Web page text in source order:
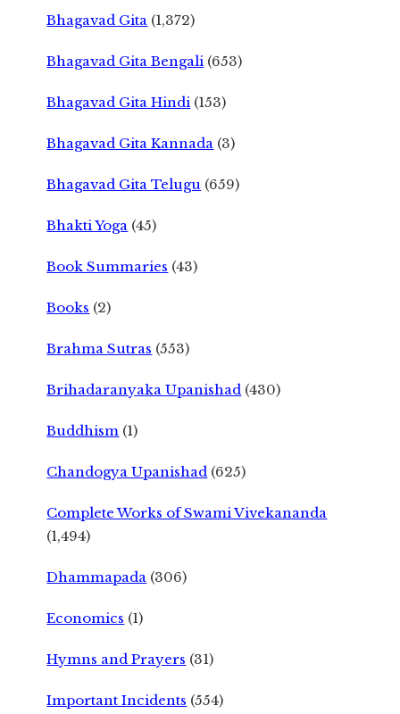
Bhagavad Gita (1,372)
Bhagavad Gita Bengali (653)
Bhagavad Gita Hindi (153)
Bhagavad Gita Kannada (3)
Bhagavad Gita Telugu (659)
Bhakti Yoga (45)
Book Summaries (43)
Books (2)
Brahma Sutras (553)
Brihadaranyaka Upanishad (430)
Buddhism (1)
Chandogya Upanishad (625)
Complete Works of Swami Vivekananda
(1,494)
Dhammapada (306)
Economics (1)
Hymns and Prayers (31)
Important Incidents (554)